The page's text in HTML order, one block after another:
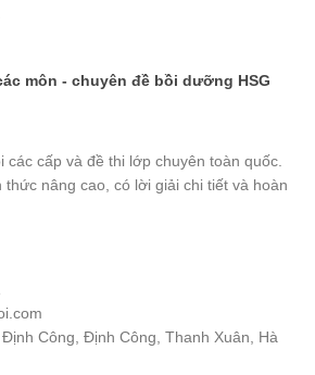
môn - chuyên đề bồi dưỡng HSG
các cấp và đề thi lớp chuyên toàn quốc.
nâng cao, có lời giải chi tiết và hoàn
Định Công, Định Công, Thanh Xuân, Hà